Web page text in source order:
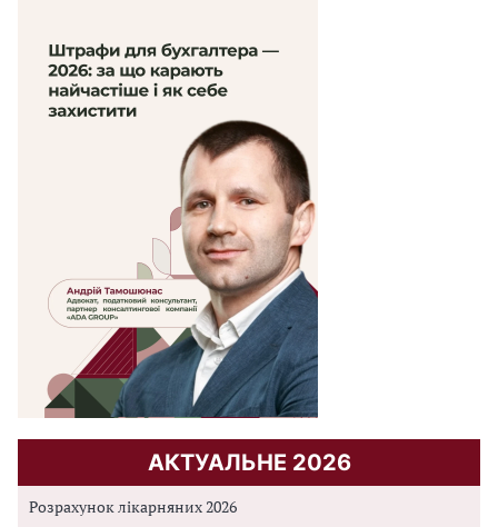
АКТУАЛЬНЕ 2026
Розрахунок лікарняних 2026